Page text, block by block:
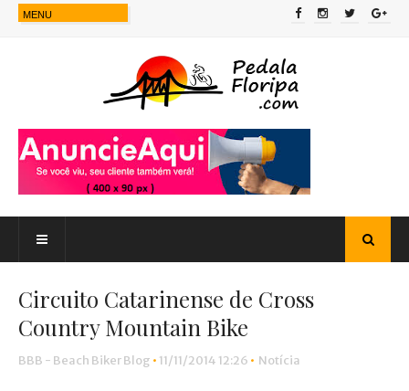
Circuito Catarinense de Cross
Country Mountain Bike
BBB - Beach Biker Blog • 11/11/2014 12:26 • Notícia